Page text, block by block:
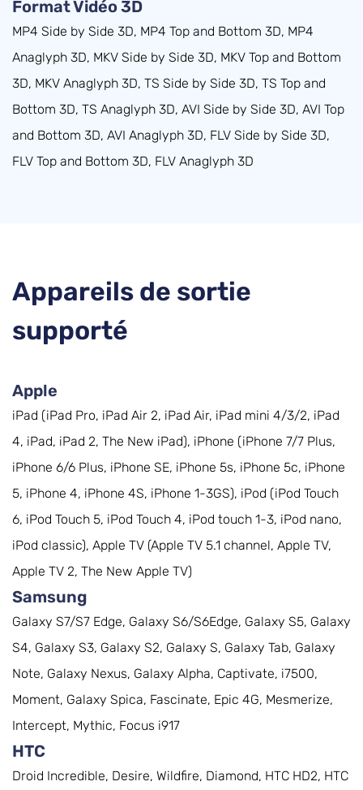
Format Vidéo 3D
MP4 Side by Side 3D, MP4 Top and Bottom 3D, MP4
Anaglyph 3D, MKV Side by Side 3D, MKV Top and Bottom
3D, MKV Anaglyph 3D, TS Side by Side 3D, TS Top and
Bottom 3D, TS Anaglyph 3D, AVI Side by Side 3D, AVI Top
and Bottom 3D, AVI Anaglyph 3D, FLV Side by Side 3D,
FLV Top and Bottom 3D, FLV Anaglyph 3D
Appareils de sortie
supporté
Apple
iPad (iPad Pro, iPad Air 2, iPad Air, iPad mini 4/3/2, iPad
4, iPad, iPad 2, The New iPad), iPhone (iPhone 7/7 Plus,
iPhone 6/6 Plus, iPhone SE, iPhone 5s, iPhone 5c, iPhone
5, iPhone 4, iPhone 4S, iPhone 1-3GS), iPod (iPod Touch
6, iPod Touch 5, iPod Touch 4, iPod touch 1-3, iPod nano,
iPod classic), Apple TV (Apple TV 5.1 channel, Apple TV,
Apple TV 2, The New Apple TV)
Samsung
Galaxy S7/S7 Edge, Galaxy S6/S6Edge, Galaxy S5, Galaxy
S4, Galaxy S3, Galaxy S2, Galaxy S, Galaxy Tab, Galaxy
Note, Galaxy Nexus, Galaxy Alpha, Captivate, i7500,
Moment, Galaxy Spica, Fascinate, Epic 4G, Mesmerize,
Intercept, Mythic, Focus i917
HTC
Droid Incredible, Desire, Wildfire, Diamond, HTC HD2, HTC